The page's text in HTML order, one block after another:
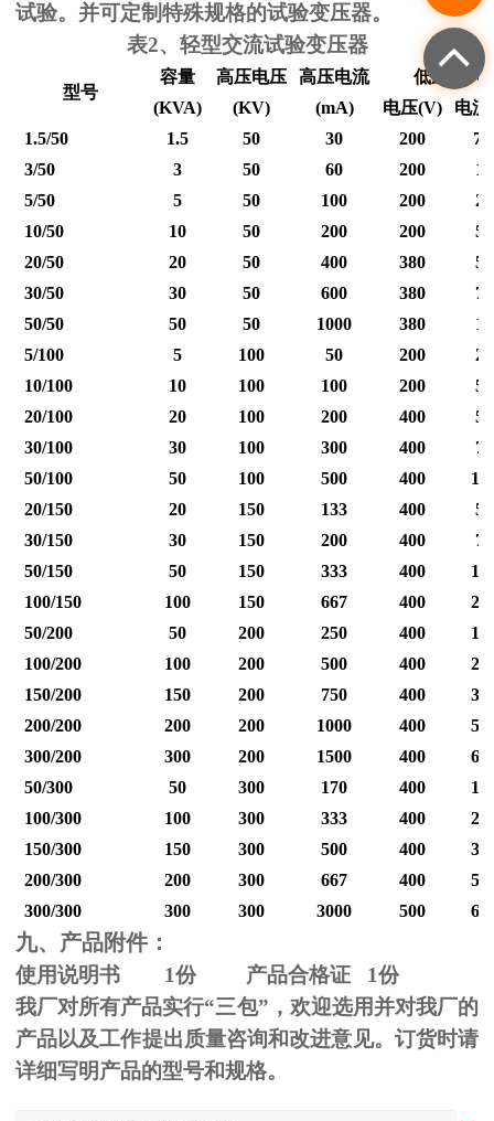
试验。并可定制特殊规格的试验变压器。
表2、轻型交流试验变压器
型号
容量 高压电压 高压电流
低压输入
(KVA)
(KV) (mA) 电压(V) 电流
1.5/50
1.5 50 30 200
7.5
3/50
3 50 60 200
15
5/50
5 50 100 200
25
10/50
10 50 200 200
50
20/50
20 50 400 380
53
30/50
30 50 600 380
79
50/50
50 50 1000 380
12
5/100
5 100 50 200
25
10/100
10 100 100 200
50
20/100
20 100 200 400
50
30/100
30 100 300 400
75
50/100
50 100 500 400
20/150
20 150 133 400
50
30/150
30 150 200 400
75
50/150
50 150 333 400
100/150
100 150 667 400
50/200
50 200 250 400
100/200
100 200 500 400
150/200
150 200 750 400
200/200
200 200 1000 400
300/200
300 200 1500 400
50/300
50 300 170 400
100/300
100 300 333 400
150/300
150 300 500 400
200/300
200 300 667 400
300/300
300 300 3000 500
九、产品附件：
使用说明书 1份 产品合格证 1份
我厂对所有产品实行“三包”，欢迎选用并对我厂的
产品以及工作提出质量咨询和改进意见。订货时请
详细写明产品的型号和规格。